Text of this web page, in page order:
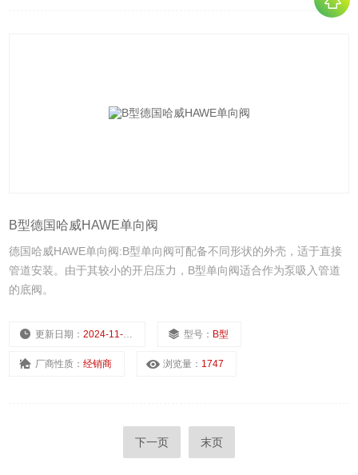
B型德国哈威HAWE单向阀
德国哈威HAWE单向阀:B型单向阀可配备不同形状的外壳，适于直接
管道安装。由于其较小的开启压力，B型单向阀适合作为泵吸入管道
的底阀。
更新日期：2024-11-25 型号： B型
厂商性质：经销商 浏览量： 1747
下一页 末页